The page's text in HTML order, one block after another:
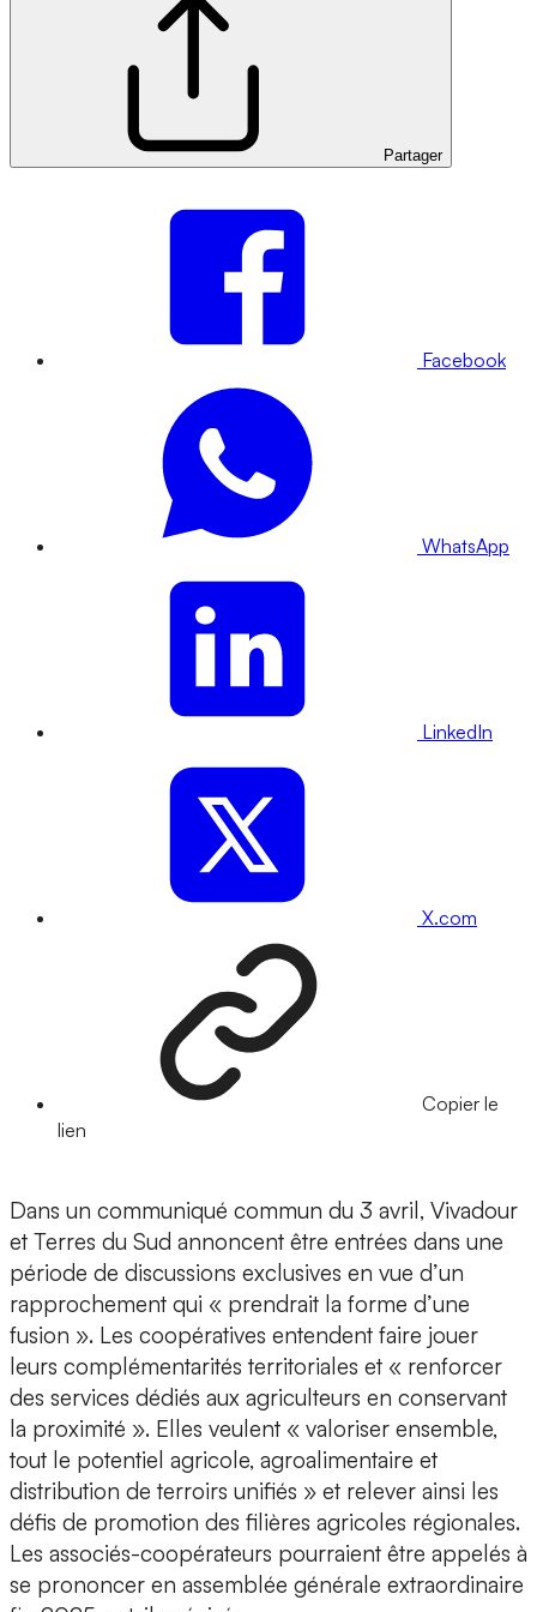
Partager
Facebook
WhatsApp
LinkedIn
X.com
Copier le
lien
Dans un communiqué commun du 3 avril, Vivadour
et Terres du Sud annoncent être entrées dans une
période de discussions exclusives en vue d’un
rapprochement qui « prendrait la forme d’une
fusion ». Les coopératives entendent faire jouer
leurs complémentarités territoriales et « renforcer
des services dédiés aux agriculteurs en conservant
la proximité ». Elles veulent « valoriser ensemble,
tout le potentiel agricole, agroalimentaire et
distribution de terroirs unifiés » et relever ainsi les
défis de promotion des filières agricoles régionales.
Les associés-coopérateurs pourraient être appelés à
se prononcer en assemblée générale extraordinaire